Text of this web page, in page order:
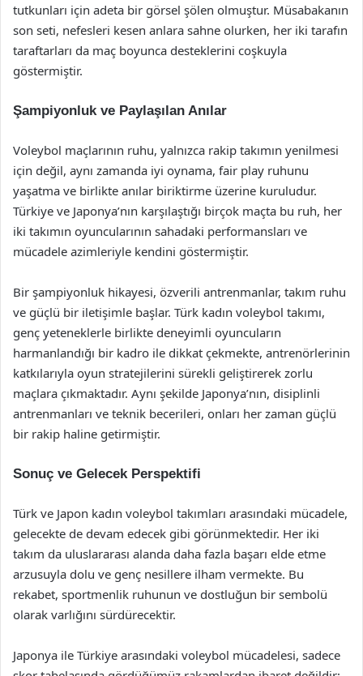
tutkunları için adeta bir görsel şölen olmuştur. Müsabakanın
son seti, nefesleri kesen anlara sahne olurken, her iki tarafın
taraftarları da maç boyunca desteklerini coşkuyla
göstermiştir.
Şampiyonluk ve Paylaşılan Anılar
Voleybol maçlarının ruhu, yalnızca rakip takımın yenilmesi
için değil, aynı zamanda iyi oynama, fair play ruhunu
yaşatma ve birlikte anılar biriktirme üzerine kuruludur.
Türkiye ve Japonya’nın karşılaştığı birçok maçta bu ruh, her
iki takımın oyuncularının sahadaki performansları ve
mücadele azimleriyle kendini göstermiştir.
Bir şampiyonluk hikayesi, özverili antrenmanlar, takım ruhu
ve güçlü bir iletişimle başlar. Türk kadın voleybol takımı,
genç yeteneklerle birlikte deneyimli oyuncuların
harmanlandığı bir kadro ile dikkat çekmekte, antrenörlerinin
katkılarıyla oyun stratejilerini sürekli geliştirerek zorlu
maçlara çıkmaktadır. Aynı şekilde Japonya’nın, disiplinli
antrenmanları ve teknik becerileri, onları her zaman güçlü
bir rakip haline getirmiştir.
Sonuç ve Gelecek Perspektifi
Türk ve Japon kadın voleybol takımları arasındaki mücadele,
gelecekte de devam edecek gibi görünmektedir. Her iki
takım da uluslararası alanda daha fazla başarı elde etme
arzusuyla dolu ve genç nesillere ilham vermekte. Bu
rekabet, sportmenlik ruhunun ve dostluğun bir sembolü
olarak varlığını sürdürecektir.
Japonya ile Türkiye arasındaki voleybol mücadelesi, sadece